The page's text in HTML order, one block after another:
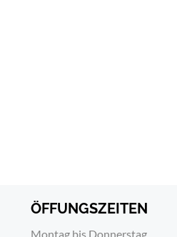
ÖFFUNGSZEITEN
Montag bis Donnerstag